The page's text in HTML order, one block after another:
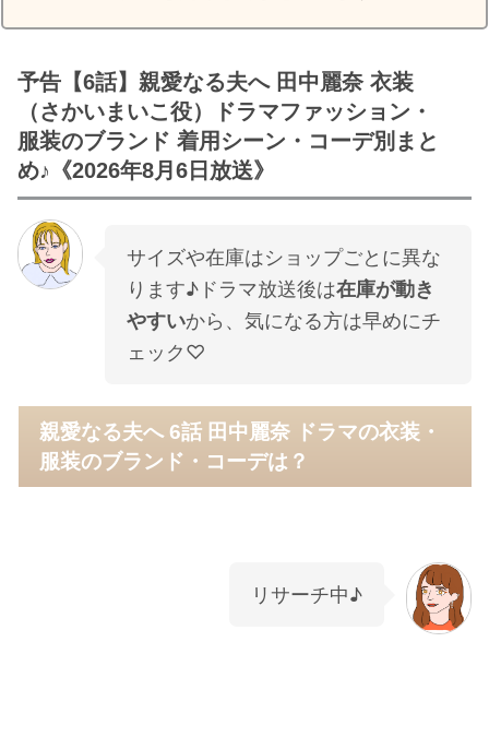
予告【6話】親愛なる夫へ 田中麗奈 衣装
（さかいまいこ役）ドラマファッション・
服装のブランド 着用シーン・コーデ別まと
め♪《2026年8月6日放送》
サイズや在庫はショップごとに異な
ります♪ドラマ放送後は在庫が動き
やすいから、気になる方は早めにチ
ェック♡
親愛なる夫へ 6話 田中麗奈 ドラマの衣装・
服装のブランド・コーデは？
リサーチ中♪